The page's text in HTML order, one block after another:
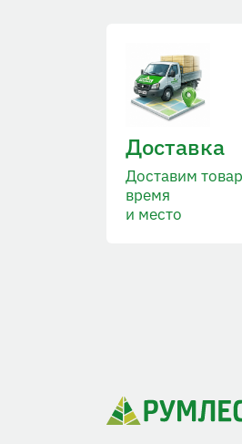
Доставка
Доставим
время
и место